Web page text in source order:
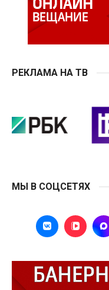
РЕКЛАМА НА ТВ
МЫ В СОЦСЕТЯХ